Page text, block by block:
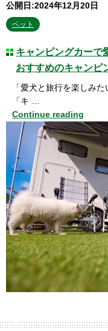
公開日:2024年12月20日
ペット
キャンピングカーで
おすすめのキャンピ
「愛犬と旅行を楽しみ
「キ …
Continue reading